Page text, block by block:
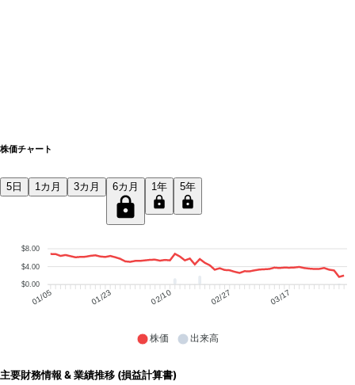
株価チャート
5日 1カ月 3カ月 6カ月 1年 5年
$8.00
$4.00
$0.00
01/05 01/23 02/10 02/27 03/17
株価 出来高
主要財務情報 & 業績推移 (損益計算書)